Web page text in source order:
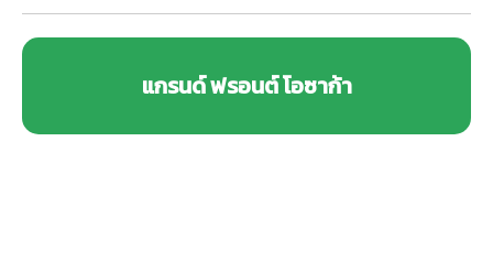
แกรนด์ ฟรอนต์ โอซาก้า